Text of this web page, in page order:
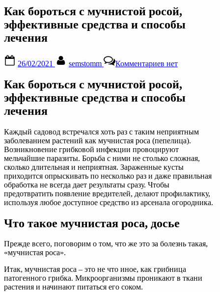
Как бороться с мучнистой росой,
эффективные средства и способы
лечения
on
26/02/2021 semstomm Комментариевзаписи
бороться
мучнистой
средства
и
способы
лечения
нет
Как бороться с мучнистой росой,
эффективные средства и способы
лечения
Каждый садовод встречался хоть раз с таким неприятным
заболеванием растений как мучнистая роса (пепелица).
Возникновение грибковой инфекции провоцируют
мельчайшие паразиты. Борьба с ними не столько сложная,
сколько длительная и неприятная. Зараженные кусты
приходится опрыскивать по несколько раз и даже правильная
обработка не всегда дает результаты сразу. Чтобы
предотвратить появление вредителей, делают профилактику,
используя любое доступное средство из арсенала огородника.
Что такое мучнистая роса, досье
Прежде всего, поговорим о том, что же это за болезнь такая,
«мучнистая роса».
Итак, мучнистая роса – это не что иное, как грибница
патогенного грибка. Микроорганизмы проникают в ткани
растения и начинают питаться его соком.